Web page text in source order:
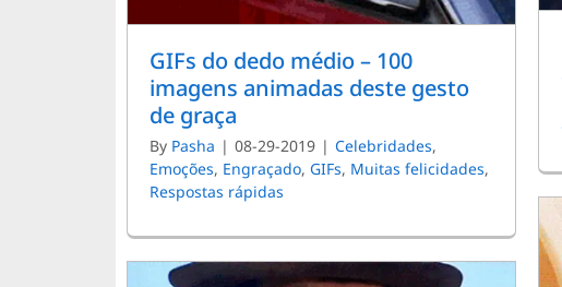
GIFs do dedo médio – 100
imagens animadas deste gesto
de graça
By Pasha | 08-29-2019 | Celebridades,
Emoções, Engraçado, GIFs, Muitas felicidades,
Respostas rápidas